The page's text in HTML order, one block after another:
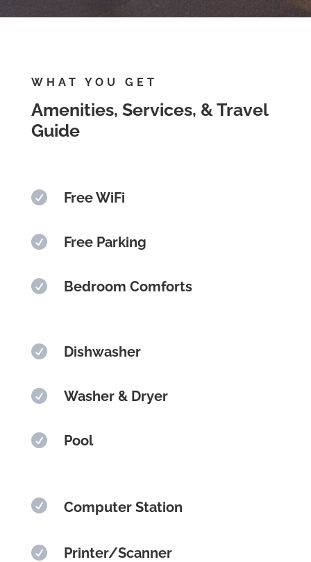
WHAT YOU GET
Amenities, Services, & Travel
Guide
 Free WiFi
 Free Parking
 Bedroom Comforts
 Dishwasher
 Washer & Dryer
 Pool
 Computer Station
 Printer/Scanner